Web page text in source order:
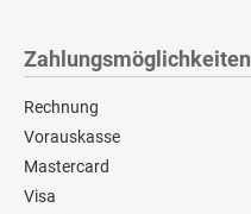
Zahlungsmöglichkeiten
Rechnung
Vorauskasse
Mastercard
Visa